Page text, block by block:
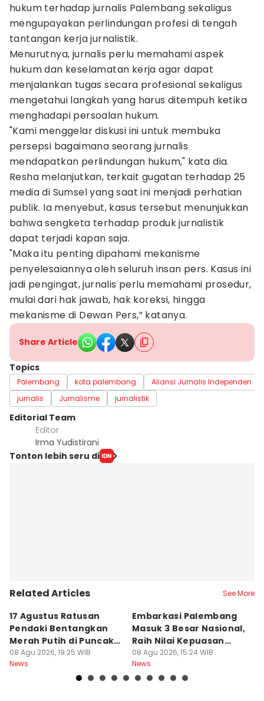
hukum terhadap jurnalis Palembang sekaligus
mengupayakan perlindungan profesi di tengah
tantangan kerja jurnalistik.
Menurutnya, jurnalis perlu memahami aspek
hukum dan keselamatan kerja agar dapat
menjalankan tugas secara profesional sekaligus
mengetahui langkah yang harus ditempuh ketika
menghadapi persoalan hukum.
"Kami menggelar diskusi ini untuk membuka
persepsi bagaimana seorang jurnalis
mendapatkan perlindungan hukum," kata dia.
Resha melanjutkan, terkait gugatan terhadap 25
media di Sumsel yang saat ini menjadi perhatian
publik. Ia menyebut, kasus tersebut menunjukkan
bahwa sengketa terhadap produk jurnalistik
dapat terjadi kapan saja.
"Maka itu penting dipahami mekanisme
penyelesaiannya oleh seluruh insan pers. Kasus ini
jadi pengingat, jurnalis perlu memahami prosedur,
mulai dari hak jawab, hak koreksi, hingga
mekanisme di Dewan Pers,” katanya.
Share Article
Topics
Palembang kota palembang
Aliansi Jurnalis Independen
jurnalis
Jurnalisme jurnalistik
Editorial Team
Editor
Irma Yudistirani
Tonton lebih seru di
Related Articles See More
17 Agustus Ratusan
Pendaki Bentangkan
Merah Putih di Puncak
Dempo
08 Agu 2026, 19:25 WIB
News
Embarkasi Palembang
Masuk 3 Besar Nasional,
Raih Nilai Kepuasan
86,65
08 Agu 2026, 15:24 WIB
News